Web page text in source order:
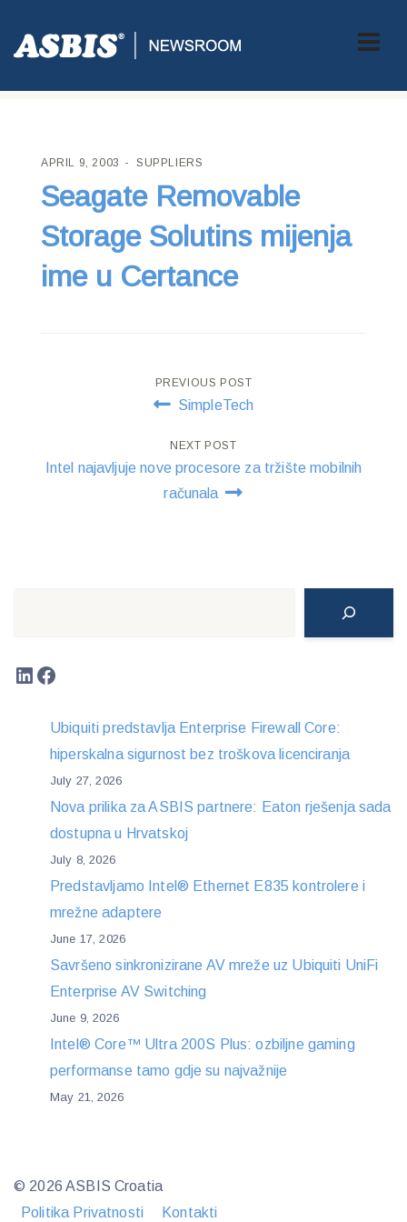
ASBIS CROATIA >SUPPLIERS > SEAGATE REMOVABLE
STORAGE SOLUTINS MIJENJA IME U CERTANCE
APRIL 9, 2003 SUPPLIERS
Seagate Removable
Storage Solutins mijenja
ime u Certance
navigation
PREVIOUS POST
SimpleTech
NEXT POST
Intel najavljuje nove procesore za tržište mobilnih
računala
LinkedIn
Facebook
Ubiquiti predstavlja Enterprise Firewall Core:
hiperskalna sigurnost bez troškova licenciranja
July 27, 2026
Nova prilika za ASBIS partnere: Eaton rješenja sada
dostupna u Hrvatskoj
July 8, 2026
Predstavljamo Intel® Ethernet E835 kontrolere i
mrežne adaptere
June 17, 2026
Savršeno sinkronizirane AV mreže uz Ubiquiti UniFi
Enterprise AV Switching
June 9, 2026
Intel® Core™ Ultra 200S Plus: ozbiljne gaming
performanse tamo gdje su najvažnije
May 21, 2026
© 2026 ASBIS Croatia
Politika Privatnosti
Kontakti